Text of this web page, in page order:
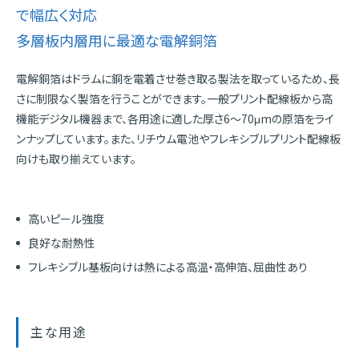
で幅広く対応
多層板内層用に最適な電解銅箔
電解銅箔はドラムに銅を電着させ巻き取る製法を取っているため、長
さに制限なく製箔を行うことができます。一般プリント配線板から高
機能デジタル機器まで、各用途に適した厚さ6～70μmの原箔をライ
ンナップしています。また、リチウム電池やフレキシブルプリント配線板
向けも取り揃えています。
高いピール強度
良好な耐熱性
フレキシブル基板向けは熱による高温・高伸箔、屈曲性あり
主な用途